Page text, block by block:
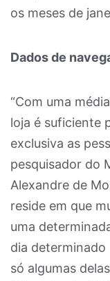
os meses de
Dados de
“Com uma
loja é suficiente
exclusiva as
pesquisador do
Alexandre de
reside em que
uma
dia
só algumas